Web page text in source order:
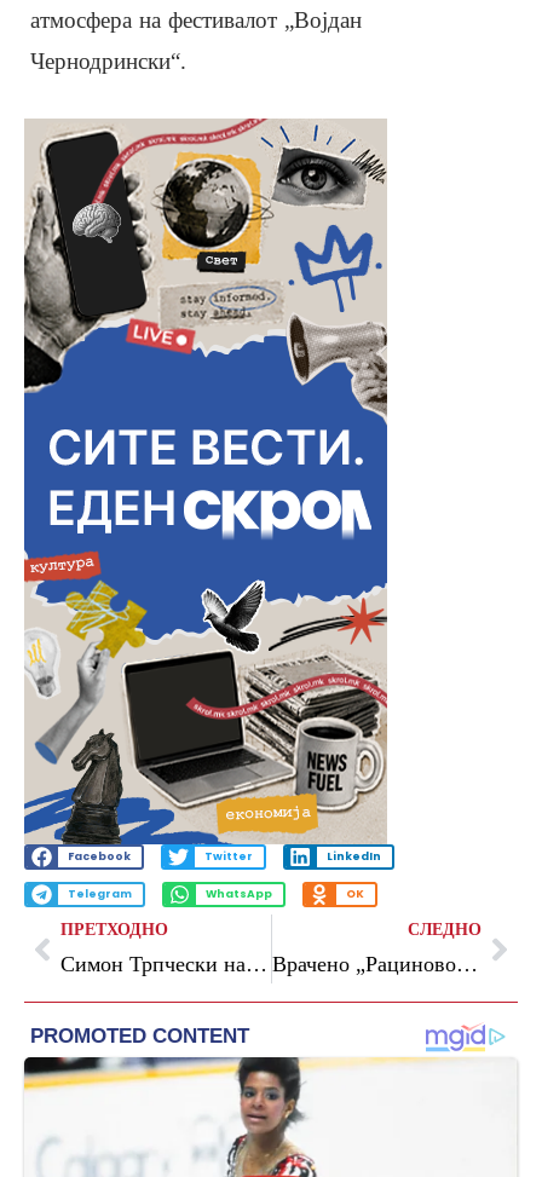
атмосфера на фестивалот „Војдан
Чернодрински“.
Facebook Twitter LinkedIn
Telegram WhatsApp OK
ПРЕТХОДНО
Симон Трпчески настапи со Државниот филхармониски оркестар на Солун
СЛЕДНО
Врачено „Рациновото признание“ на Блаже Миневски